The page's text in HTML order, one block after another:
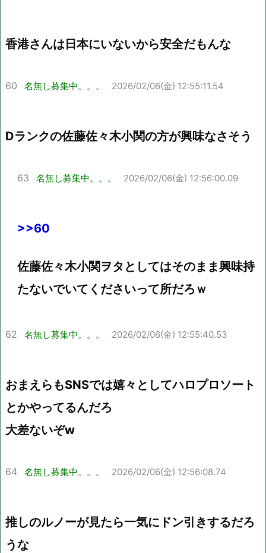
香港さんは日本にいないから安全だもんな
60 名無し募集中。。。 2026/02/06(金) 12:55:11.54
Dランクの佐藤佐々木小関の方が興味なさそう
63 名無し募集中。。。 2026/02/06(金) 12:56:00.09
>>60
佐藤佐々木小関ヲタとしてはそのまま興味持
たないでいてくださいって所だろｗ
62 名無し募集中。。。 2026/02/06(金) 12:55:40.53
おまえらもSNSでは嬉々としてハロプロソート
とかやってるんだろ
大差ないぞw
64 名無し募集中。。。 2026/02/06(金) 12:56:08.74
推しのルノーが見たら一気にドン引きするだろ
うな